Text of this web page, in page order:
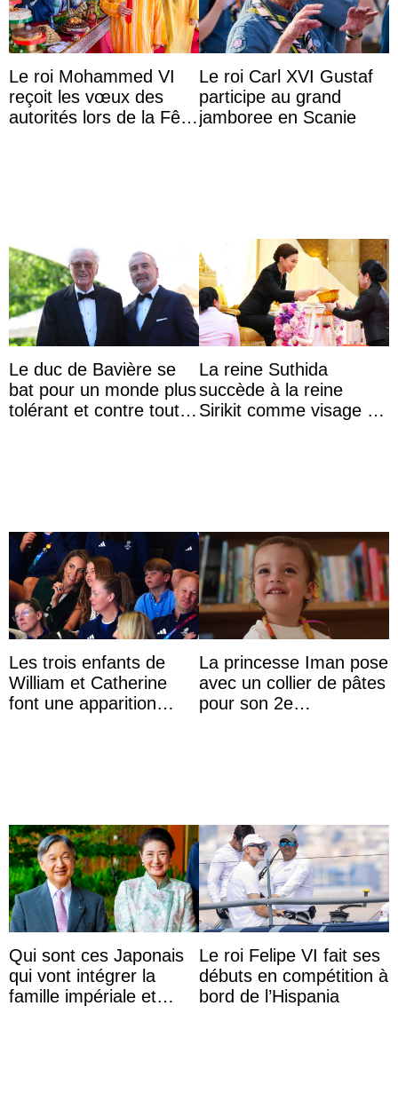
Le roi Mohammed VI
reçoit les vœux des
autorités lors de la Fête
Le roi Carl XVI Gustaf
participe au grand
jamboree en Scanie
Le duc de Bavière se
bat pour un monde plus
tolérant et contre toute
La reine Suthida
succède à la reine
Sirikit comme visage de
Les trois enfants de
William et Catherine
font une apparition
La princesse Iman pose
avec un collier de pâtes
pour son 2e
Qui sont ces Japonais
qui vont intégrer la
famille impériale et
Le roi Felipe VI fait ses
débuts en compétition à
bord de l’Hispania